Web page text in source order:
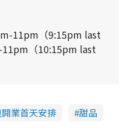
11pm（9:15pm last
（10:15pm last
業首天安排 甜品